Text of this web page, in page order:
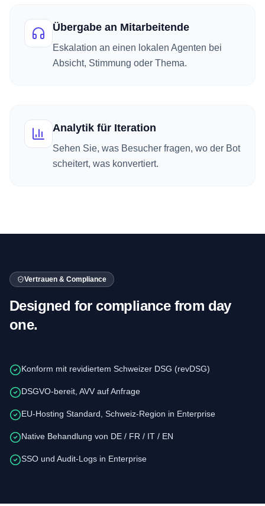
Übergabe an Mitarbeitende
Eskalation an einen lokalen Agenten bei
Absicht, Stimmung oder Thema.
Analytik für Iteration
Sehen Sie, was Besucher fragen, wo der Bot
scheitert, was konvertiert.
Vertrauen & Compliance
Designed for compliance from day
one.
Konform mit revidiertem Schweizer DSG (revDSG)
DSGVO-bereit, AVV auf Anfrage
EU-Hosting Standard, Schweiz-Region in Enterprise
Native Behandlung von DE / FR / IT / EN
SSO und Audit-Logs in Enterprise